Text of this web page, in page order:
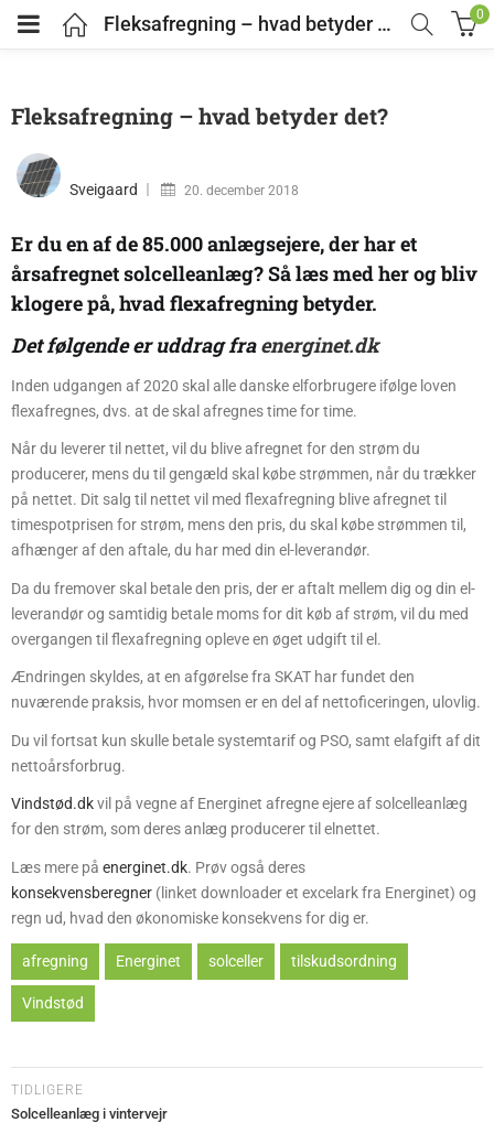
Fleksafregning – hvad betyder det? 0
Fleksafregning – hvad betyder det?
Sveigaard 20. december 2018
Er du en af de 85.000 anlægsejere, der har et
årsafregnet solcelleanlæg? Så læs med her og bliv
klogere på, hvad flexafregning betyder.
Det følgende er uddrag fraenerginet.dk
Inden udgangen af 2020 skal alle danske elforbrugere ifølge loven
flexafregnes, dvs. at de skal afregnes time for time.
Når du leverer til nettet, vil du blive afregnet for den strøm du
producerer, mens du til gengæld skal købe strømmen, når du trækker
på nettet. Dit salg til nettet vil med flexafregning blive afregnet til
timespotprisen for strøm, mens den pris, du skal købe strømmen til,
afhænger af den aftale, du har med din el-leverandør.
Da du fremover skal betale den pris, der er aftalt mellem dig og din el-
leverandør og samtidig betale moms for dit køb af strøm, vil du med
overgangen til flexafregning opleve en øget udgift til el.
Ændringen skyldes, at en afgørelse fra SKAT har fundet den
nuværende praksis, hvor momsen er en del af nettoficeringen, ulovlig.
Du vil fortsat kun skulle betale systemtarif og PSO, samt elafgift af dit
nettoårsforbrug.
Vindstød.dkvil på vegne af Energinet afregne ejere af solcelleanlæg
for den strøm, som deres anlæg producerer til elnettet.
Læs mere på energinet.dk. Prøv også deres
konsekvensberegner (linket downloader et excelark fra Energinet) og
regn ud, hvad den økonomiske konsekvens for dig er.
afregning Energinet solceller tilskudsordning
Vindstød
TIDLIGERE
Solcelleanlæg i vintervejr